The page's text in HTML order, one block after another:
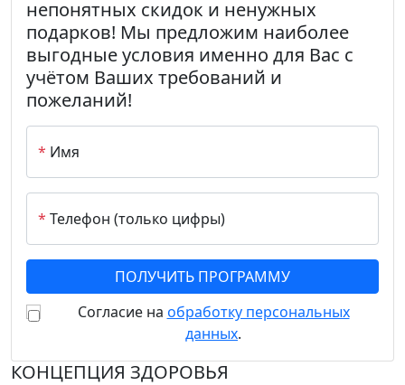
непонятных скидок и ненужных
подарков! Мы предложим наиболее
выгодные условия именно для Вас с
учётом Ваших требований и
пожеланий!
* Имя
* Телефон (только цифры)
Согласие на обработку персональных
данных.
КОНЦЕПЦИЯ ЗДОРОВЬЯ